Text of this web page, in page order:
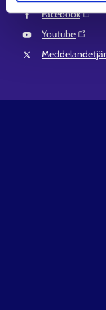
Facebook⁠
Youtube⁠